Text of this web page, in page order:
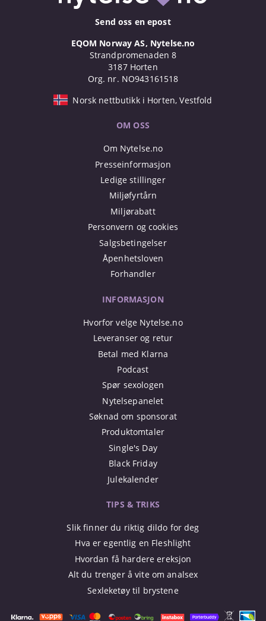
Send oss en epost
EQOM Norway AS, Nytelse.no
Strandpromenaden 8
3187 Horten
Org. nr. NO943161518
Norsk nettbutikk i Horten, Vestfold
OM OSS
Om Nytelse.no
Presseinformasjon
Ledige stillinger
Miljøfyrtårn
Miljørabatt
Personvern og cookies
Salgsbetingelser
Åpenhetsloven
Forhandler
INFORMASJON
Hvorfor velge Nytelse.no
Leveranser og retur
Betal med Klarna
Podcast
Spør sexologen
Nytelsepanelet
Søknad om sponsorat
Produktomtaler
Single's Day
Black Friday
Julekalender
TIPS & TRIKS
Slik finner du riktig dildo for deg
Hva er egentlig en Fleshlight
Hvordan få hardere ereksjon
Alt du trenger å vite om analsex
Sexleketøy til brystene